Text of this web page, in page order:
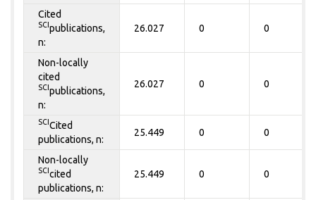
Cited
SCI publications,
n:
26.027 0 0
Non-locally
cited
SCI publications,
n:
26.027 0 0
SCI Cited
publications, n:
25.449 0 0
Non-locally
SCI cited
publications, n:
25.449 0 0